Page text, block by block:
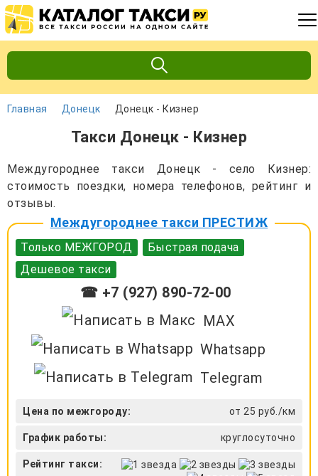
Главная Донецк Донецк - Кизнер
Такси Донецк - Кизнер
Междугороднее такси Донецк - село Кизнер:
стоимость поездки, номера телефонов, рейтинг и
отзывы.
Междугороднее такси ПРЕСТИЖ
Только МЕЖГОРОД
Быстрая подача
Дешевое такси
☎ +7 (927) 890-72-00
MAX
Whatsapp
Telegram
Цена по межгороду: от 25 руб./км
График работы: круглосуточно
Рейтинг такси: